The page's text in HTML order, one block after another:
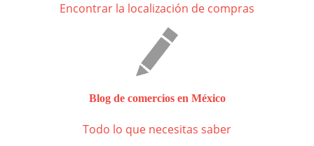
Encontrar la localización de compras
Blog de comercios en México
Todo lo que necesitas saber